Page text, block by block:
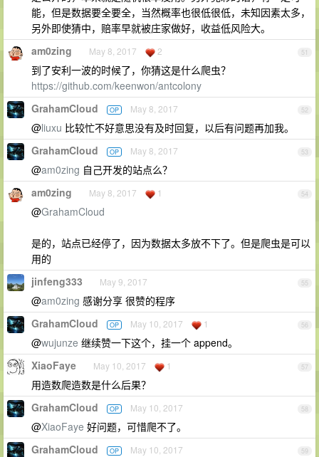
能，但是数据要全要全，当然概率也很低很低，未知因素太多，
另外即使猜中，赔率早就被庄家做好，收益低风险大。
51
am0zing May 8, 2017 2
到了安利一波的时候了，你猜这是什么爬虫？
https://github.com/keenwon/antcolony
52
GrahamCloud OP May 8, 2017
@liuxu 比较忙不好意思没有及时回复，以后有问题再加我。
53
GrahamCloud OP May 8, 2017
@am0zing 自己开发的站点么？
54
am0zing May 8, 2017 1
@GrahamCloud
是的，站点已经停了，因为数据太多放不下了。但是爬虫是可以
用的
55
jinfeng333 May 9, 2017
@am0zing 感谢分享 很赞的程序
56
GrahamCloud OP May 10, 2017 1
@wujunze 继续赞一下这个，挂一个 append。
57
XiaoFaye May 10, 2017 1
用造数爬造数是什么后果？
58
GrahamCloud OP May 10, 2017
@XiaoFaye 好问题，可惜爬不了。
59
GrahamCloud OP May 10, 2017